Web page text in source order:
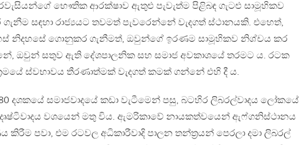
භෞතික ආරක්ෂාව ඇතුළු පැවැත්ම පිළිබඳ ගැටළු සාමූහිකව
සඳහා රාජ්‍යයට තවමත් පැවරෙන්නේ වැදගත් ස්ථානයකි. එහෙත්,
නිදහසේ ගොනුකර ගැනීමත්, ඔවුන්ගේ ඉරණම සාමූහිකව නිශ්චය කර
ඔවුන් සතුව ඇති දේශපාලනික සහ සමාජ අවකාශයේ තරමට ය. රටක
ස්වභාවය තීරණාත්මක් වැදගත් කමක් ගන්නේ එහි දී ය.
දශකයේ සමාජවාදයේ කඩා වැටීමෙන් පසු, බටහිර ලිබරල්වාදය ලෝකයේ
වශයෙන් මතු විය. ඇමරිකාවේ නායකත්වයෙන් ඇෆ්ගනිස්ථානය
කිරීම පවා, එම රටවල අධිකාරීවාදි පාලන තන්ත‍්‍රයන් පෙරලා දමා ලිබරල්